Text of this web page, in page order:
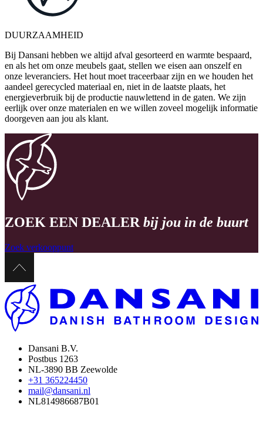
DUURZAAMHEID
Bij Dansani hebben we altijd afval gesorteerd en warmte bespaard,
en als het om onze meubels gaat, stellen we eisen aan onszelf en
onze leveranciers. Het hout moet traceerbaar zijn en we houden het
aandeel gerecycled materiaal en, niet in de laatste plaats, het
energieverbruik bij de productie nauwlettend in de gaten. We zijn
eerlijk over onze materialen en we willen zoveel mogelijk informatie
doorgeven aan jou als klant.
ZOEK EEN DEALER bij jou in de buurt
Zoek verkooppunt
Dansani B.V.
Postbus 1263
NL-3890 BB Zeewolde
+31 365224450
mail@dansani.nl
NL814986687B01